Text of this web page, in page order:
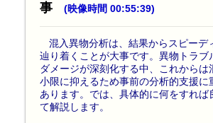
事
(映像時間 00:55:39)
混入異物分析は、結果からスピーデ
辿り着くことが大事です。異物トラブ
ダメージが深刻化する中、これからは
小限に抑えるため事前の分析的支援に
あります。では、具体的に何をすれば
て解説します。